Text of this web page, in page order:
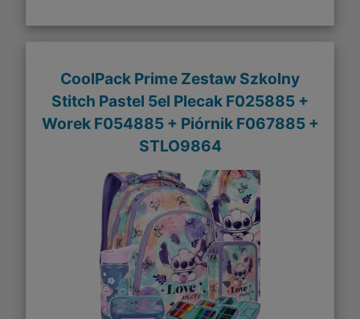
CoolPack Prime Zestaw Szkolny
Stitch Pastel 5el Plecak F025885 +
Worek F054885 + Piórnik F067885 +
STLO9864